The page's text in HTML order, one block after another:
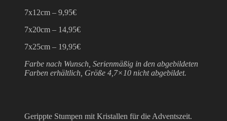
7x12cm – 9,95€
7x20cm – 14,95€
7x25cm – 19,95€
Farbe nach Wunsch, Serienmäßig in den abgebildeten
Farben erhältlich, Größe 4,7×10 nicht abgebildet.
Gerippte Stumpen mit Kristallen für die Adventszeit.